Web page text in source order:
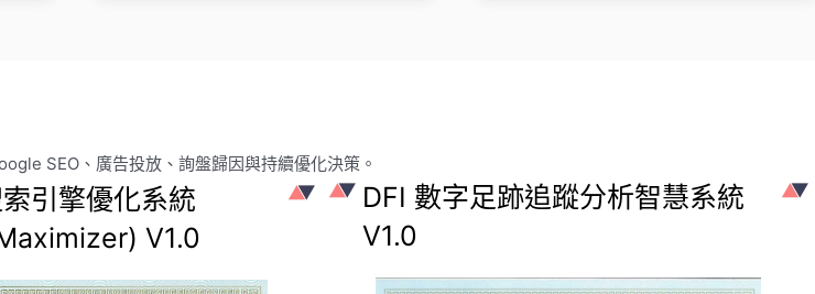
SEO、廣告投放、詢盤歸因與持續優化決策。
引擎優化系統
V1.0
DFI 數字足跡追蹤分析智慧系統
V1.0